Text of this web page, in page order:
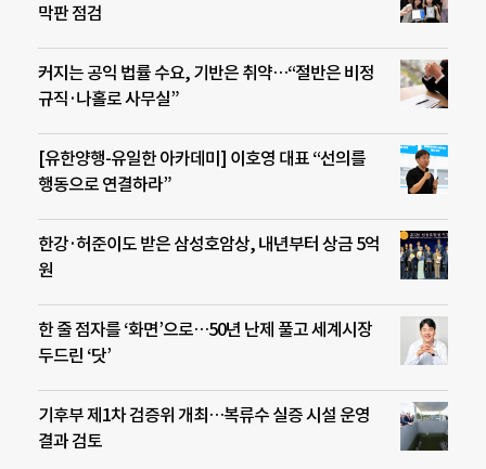
막판 점검
커지는 공익 법률 수요, 기반은 취약…“절반은 비정
규직·나홀로 사무실”
[유한양행-유일한 아카데미] 이호영 대표 “선의를
행동으로 연결하라”
한강·허준이도 받은 삼성호암상, 내년부터 상금 5억
원
한 줄 점자를 ‘화면’으로…50년 난제 풀고 세계시장
두드린 ‘닷’
기후부 제1차 검증위 개최…복류수 실증 시설 운영
결과 검토